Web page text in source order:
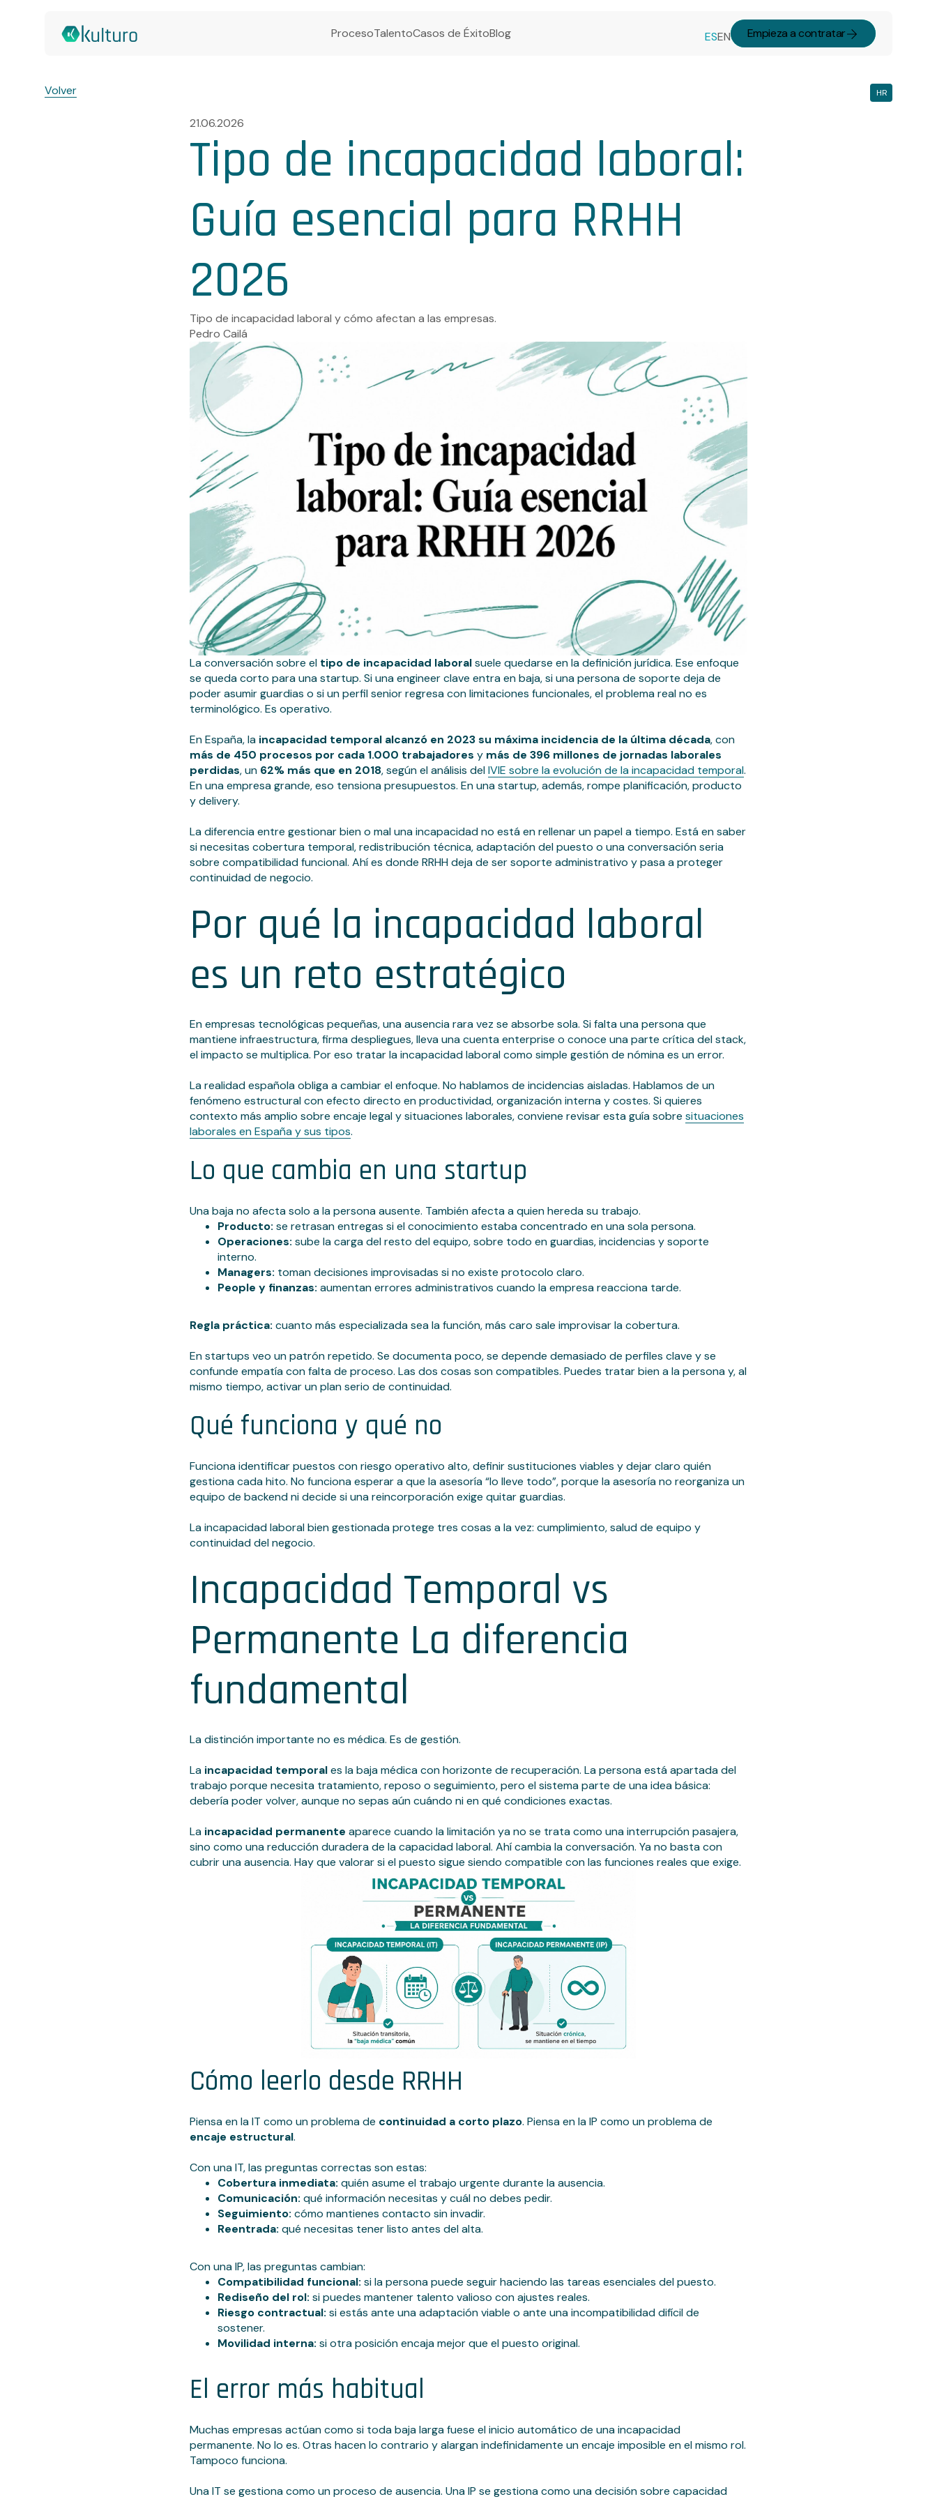
ProcesoTalentoCasos de ÉxitoBlog ESEN Empieza a contratar
Volver HR
21.06.2026
Tipo de incapacidad laboral:
Guía esencial para RRHH
2026
Tipo de incapacidad laboral y cómo afectan a las empresas.
Pedro Cailá
La conversación sobre el tipo de incapacidad laboralsuele quedarse en la definición jurídica. Ese enfoque
se queda corto para una startup. Si una engineer clave entra en baja, si una persona de soporte deja de
poder asumir guardias o si un perfil senior regresa con limitaciones funcionales, el problema real no es
terminológico. Es operativo.
En España, la incapacidad temporal alcanzó en 2023 su máxima incidencia de la última década, con
más de 450 procesos por cada 1.000 trabajadores y más de 396 millones de jornadas laborales
perdidas, un 62% más que en 2018, según el análisis delIVIE sobre la evolución de la incapacidad temporal.
En una empresa grande, eso tensiona presupuestos. En una startup, además, rompe planificación, producto
y delivery.
La diferencia entre gestionar bien o mal una incapacidad no está en rellenar un papel a tiempo. Está en saber
si necesitas cobertura temporal, redistribución técnica, adaptación del puesto o una conversación seria
sobre compatibilidad funcional. Ahí es donde RRHH deja de ser soporte administrativo y pasa a proteger
continuidad de negocio.
Por qué la incapacidad laboral
es un reto estratégico
En empresas tecnológicas pequeñas, una ausencia rara vez se absorbe sola. Si falta una persona que
mantiene infraestructura, firma despliegues, lleva una cuenta enterprise o conoce una parte crítica del stack,
el impacto se multiplica. Por eso tratar la incapacidad laboral como simple gestión de nómina es un error.
La realidad española obliga a cambiar el enfoque. No hablamos de incidencias aisladas. Hablamos de un
fenómeno estructural con efecto directo en productividad, organización interna y costes. Si quieres
contexto más amplio sobre encaje legal y situaciones laborales, conviene revisar esta guía sobre situaciones
laborales en España y sus tipos.
Lo que cambia en una startup
Una baja no afecta solo a la persona ausente. También afecta a quien hereda su trabajo.
Producto: se retrasan entregas si el conocimiento estaba concentrado en una sola persona.
Operaciones: sube la carga del resto del equipo, sobre todo en guardias, incidencias y soporte
interno.
Managers: toman decisiones improvisadas si no existe protocolo claro.
People y finanzas: aumentan errores administrativos cuando la empresa reacciona tarde.
Regla práctica: cuanto más especializada sea la función, más caro sale improvisar la cobertura.
En startups veo un patrón repetido. Se documenta poco, se depende demasiado de perfiles clave y se
confunde empatía con falta de proceso. Las dos cosas son compatibles. Puedes tratar bien a la persona y, al
mismo tiempo, activar un plan serio de continuidad.
Qué funciona y qué no
Funciona identificar puestos con riesgo operativo alto, definir sustituciones viables y dejar claro quién
gestiona cada hito. No funciona esperar a que la asesoría “lo lleve todo”, porque la asesoría no reorganiza un
equipo de backend ni decide si una reincorporación exige quitar guardias.
La incapacidad laboral bien gestionada protege tres cosas a la vez: cumplimiento, salud de equipo y
continuidad del negocio.
Incapacidad Temporal vs
Permanente La diferencia
fundamental
La distinción importante no es médica. Es de gestión.
La incapacidad temporales la baja médica con horizonte de recuperación. La persona está apartada del
trabajo porque necesita tratamiento, reposo o seguimiento, pero el sistema parte de una idea básica:
debería poder volver, aunque no sepas aún cuándo ni en qué condiciones exactas.
La incapacidad permanente aparece cuando la limitación ya no se trata como una interrupción pasajera,
sino como una reducción duradera de la capacidad laboral. Ahí cambia la conversación. Ya no basta con
cubrir una ausencia. Hay que valorar si el puesto sigue siendo compatible con las funciones reales que exige.
Cómo leerlo desde RRHH
Piensa en la IT como un problema de continuidad a corto plazo. Piensa en la IP como un problema de
encaje estructural.
Con una IT, las preguntas correctas son estas:
Cobertura inmediata: quién asume el trabajo urgente durante la ausencia.
Comunicación: qué información necesitas y cuál no debes pedir.
Seguimiento: cómo mantienes contacto sin invadir.
Reentrada: qué necesitas tener listo antes del alta.
Con una IP, las preguntas cambian:
Compatibilidad funcional: si la persona puede seguir haciendo las tareas esenciales del puesto.
Rediseño del rol: si puedes mantener talento valioso con ajustes reales.
Riesgo contractual: si estás ante una adaptación viable o ante una incompatibilidad difícil de
sostener.
Movilidad interna: si otra posición encaja mejor que el puesto original.
El error más habitual
Muchas empresas actúan como si toda baja larga fuese el inicio automático de una incapacidad
permanente. No lo es. Otras hacen lo contrario y alargan indefinidamente un encaje imposible en el mismo rol.
Tampoco funciona.
Una IT se gestiona como un proceso de ausencia. Una IP se gestiona como una decisión sobre capacidad